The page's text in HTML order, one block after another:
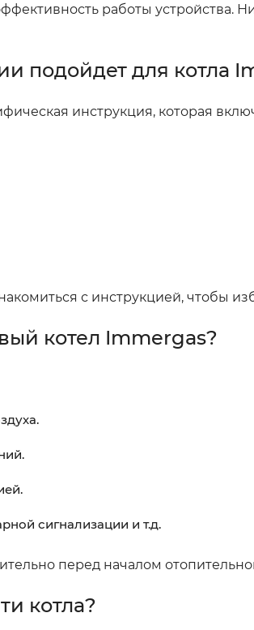
работы устройства.
подойдет для котла
инструкция, которая
с инструкцией, чтобы
котел Immergas?
сигнализации и т.д.
перед началом
котла?